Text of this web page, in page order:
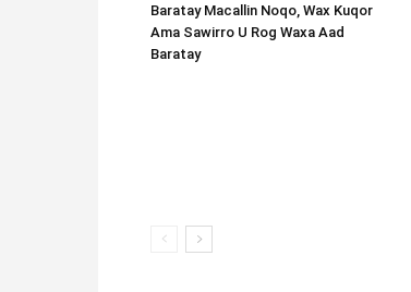
Baratay Macallin Noqo, Wax Kuqor
Ama Sawirro U Rog Waxa Aad
Baratay